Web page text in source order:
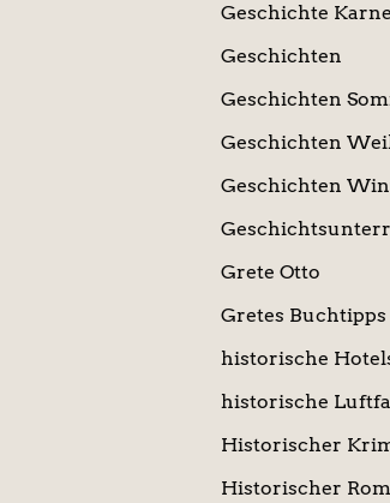
Geschichte
Geschichten
Geschichten
Geschichten
Geschichten
Grete Otto
Gretes Buchtipps
historische
historische
Historischer
Historischer